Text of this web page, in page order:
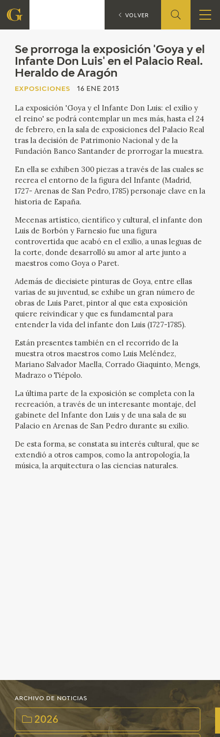
FUNDACIÓN
QUIENES SOMOS
ACCIÓN CORPORATIVA
CONTACTO
PROGRAMACIÓN
EXPOSICIONES
ACTIVIDADES
SALA DE PRENSA
BLOG CUADERNO ITALIANO
FRANCISCO DE GOYA
CRONOLOGÍA
CATÁLOGO
RECURSOS EDUCATIVOS
Se prorroga la exposición 'Goya y el
Infante Don Luis' en el Palacio Real.
Heraldo de Aragón
EXPOSICIONES 16 ENE 2013
La exposición 'Goya y el Infante Don Luis: el exilio y
el reino' se podrá contemplar un mes más, hasta el 24
de febrero, en la sala de exposiciones del Palacio Real
tras la decisión de Patrimonio Nacional y de la
Fundación Banco Santander de prorrogar la muestra.
En ella se exhiben 300 piezas a través de las cuales se
recrea el entorno de la figura del Infante (Madrid,
1727- Arenas de San Pedro, 1785) personaje clave en la
historia de España.
Mecenas artístico, científico y cultural, el infante don
Luis de Borbón y Farnesio fue una figura
controvertida que acabó en el exilio, a unas leguas de
la corte, donde desarrolló su amor al arte junto a
maestros como Goya o Paret.
Además de diecisiete pinturas de Goya, entre ellas
varias de su juventud, se exhibe un gran número de
obras de Luis Paret, pintor al que esta exposición
quiere reivindicar y que es fundamental para
entender la vida del infante don Luis (1727-1785).
Están presentes también en el recorrido de la
muestra otros maestros como Luis Meléndez,
Mariano Salvador Maella, Corrado Giaquinto, Mengs,
Madrazo o Tiépolo.
La última parte de la exposición se completa con la
recreación, a través de un interesante montaje, del
gabinete del Infante don Luis y de una sala de su
Palacio en Arenas de San Pedro durante su exilio.
De esta forma, se constata su interés cultural, que se
extendió a otros campos, como la antropología, la
música, la arquitectura o las ciencias naturales.
ARCHIVO DE NOTICIAS
2026
EXPOSICIONES Se
VOLVER